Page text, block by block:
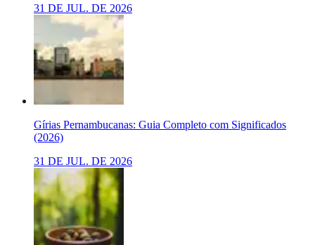
31 DE JUL. DE 2026
Gírias Pernambucanas: Guia Completo com Significados
(2026)
31 DE JUL. DE 2026